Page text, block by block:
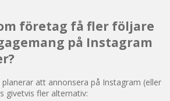
företag få fler följare
på Instagram
att annonsera på Instagram (eller
givetvis fler alternativ: